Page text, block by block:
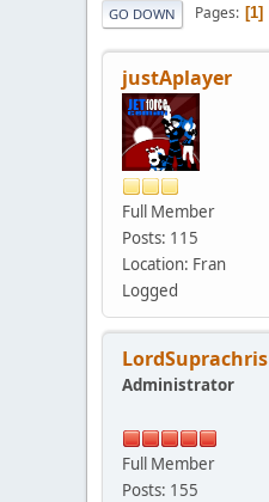
GO DOWN Pages 1
justAplayer
Full Member
Posts: 115
Location: Fran
Logged
LordSuprachris
Administrator
Full Member
Posts: 155